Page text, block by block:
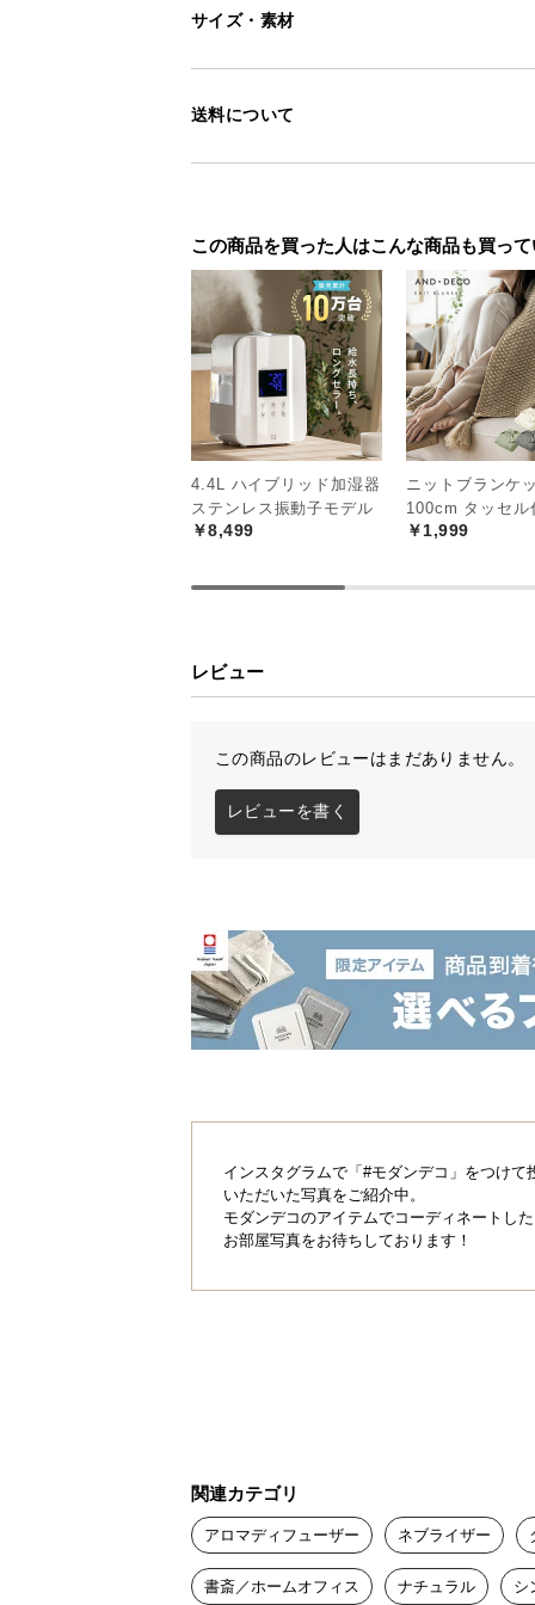
サイズ・素材
送料について
この商品を買った人はこんな商品も買っ
4.4L ハイブリッド加湿器
ステンレス振動子モデル
￥8,499
ニットブランケ
100cm タッセル
￥1,999
レビュー
この商品のレビューはまだありません。
レビューを書く
インスタグラムで「#モダンデコ」をつけて
いただいた写真をご紹介中。
モダンデコのアイテムでコーディネートし
お部屋写真をお待ちしております！
関連カテゴリ
アロマディフューザー ネブライザー
書斎／ホームオフィス ナチュラル シ